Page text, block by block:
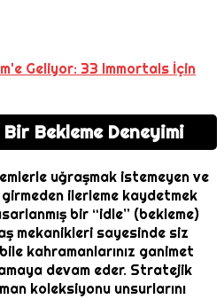
Geliyor: 33 Immortals İçin
Bekleme Deneyimi
uğraşmak istemeyen ve
ilerleme kaydetmek
bir “idle” (bekleme)
mekanikleri sayesinde siz
kahramanlarınız ganimet
devam eder. Stratejik
koleksiyonu unsurlarını